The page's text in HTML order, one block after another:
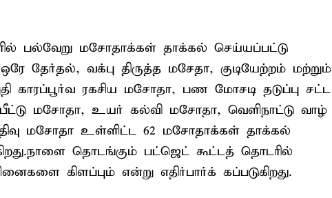
பல்வேறு மசோதாக்கள் தாக்கல் செய்யப்பட்டு
தேர்தல், வக்பு திருத்த மசேதா, குடியேற்றம் மற்றும்
காரப்பூர்வ ரகசிய மசோதா, பண மோசடி தடுப்பு சட்ட
மசோதா, உயர் கல்வி மசோதா, வெளிநாட்டு வாழ்
மசோதா உள்ளிட்ட 62 மசோதாக்கள் தாக்கல்
தொடங்கும் பட்ஜெட் கூட்டத் தொடரில்
கிளப்பும் என்று எதிர்பார்க் கப்படுகிறது.